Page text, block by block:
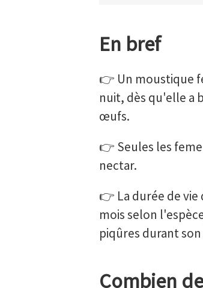
En bref
👉 Un moustique
nuit, dès qu'elle a
œufs.
👉 Seules les
nectar.
👉 La durée de
mois selon
piqûres durant
Combien